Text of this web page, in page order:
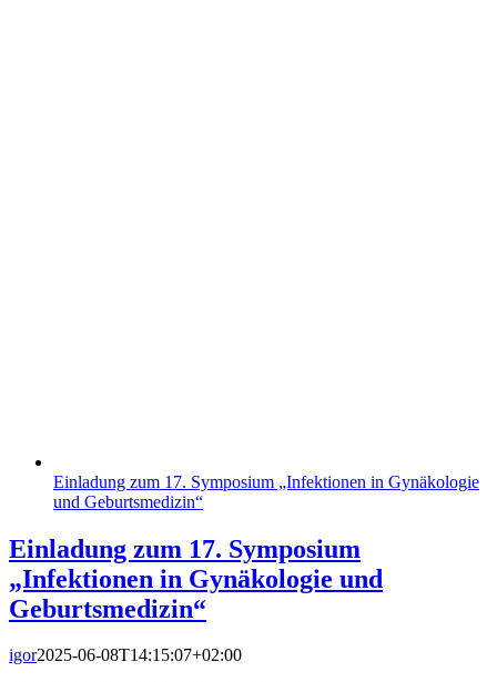
Einladung zum 17. Symposium „Infektionen in Gynäkologie
und Geburtsmedizin“
Einladung zum 17. Symposium
„Infektionen in Gynäkologie und
Geburtsmedizin“
igor2025-06-08T14:15:07+02:00